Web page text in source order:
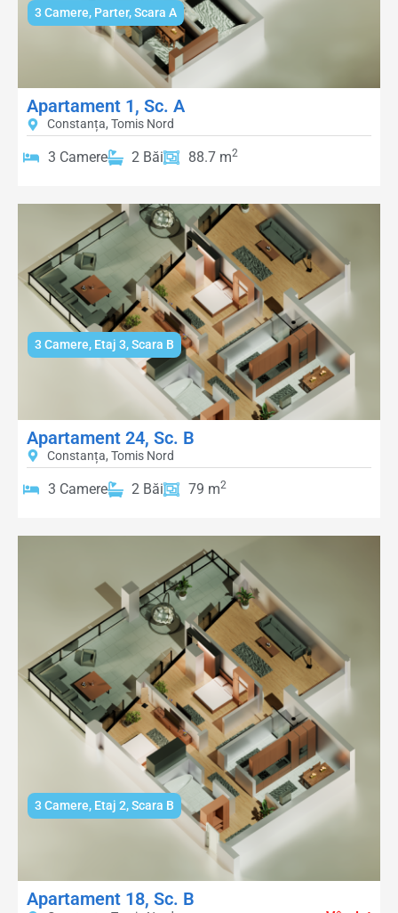
3 Camere, Parter,Scara A
Apartament 1, Sc. A
Constanța, Tomis Nord
3 Camere 2 Băi 88.7 m2
3 Camere, Etaj 3,Scara B
Apartament 24, Sc. B
Constanța, Tomis Nord
3 Camere 2 Băi 79 m2
3 Camere, Etaj 2,Scara B
Apartament 18, Sc. B